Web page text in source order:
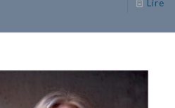
Lire